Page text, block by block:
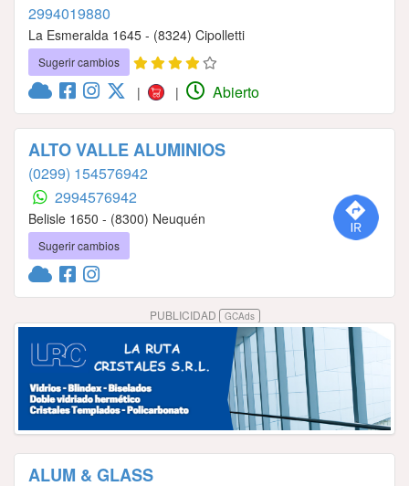
2994019880
La Esmeralda 1645 - (8324) Cipolletti
Sugerir cambios
| | Abierto
ALTO VALLE ALUMINIOS
(0299) 154576942
2994576942
Belisle 1650 - (8300) Neuquén
Sugerir cambios
PUBLICIDAD GCAds
ALUM & GLASS